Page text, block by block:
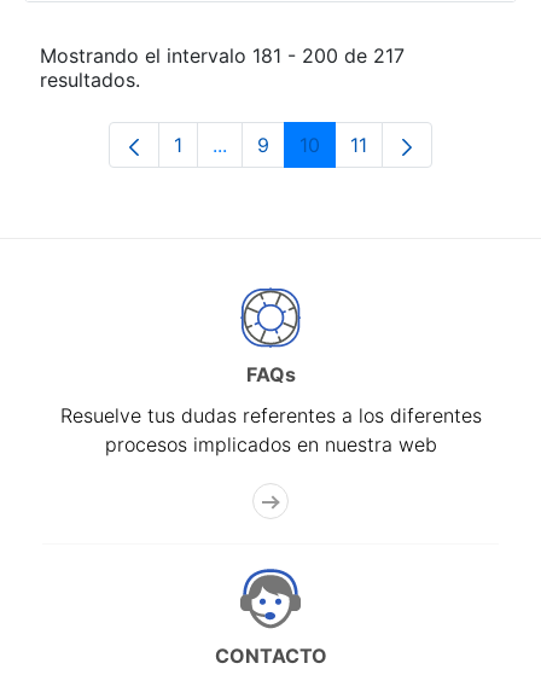
Mostrando el intervalo 181 - 200 de 217
resultados.
Página
1 ...Páginas intermedias Use TAB para
Página
9 Página
10 Página
11
FAQs
Resuelve tus dudas referentes a los diferentes
procesos implicados en nuestra web
CONTACTO